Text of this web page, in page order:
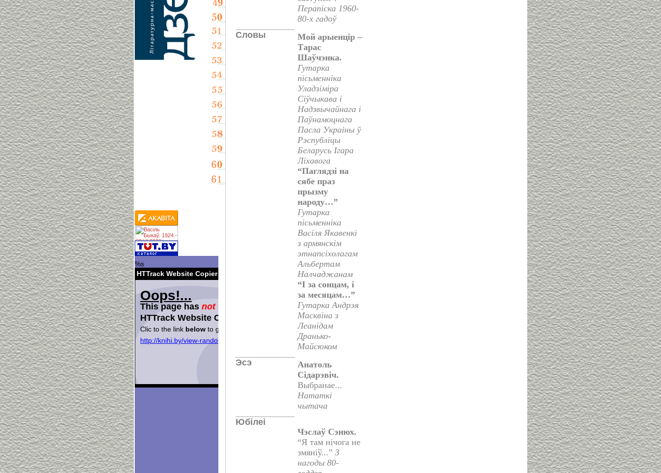
Перапіска 1960-
80-х гадоў
Словы
Мой арыенцір –
Тарас
Шаўчэнка.
Гутарка
пісьменніка
Уладзіміра
Сіўчыкава і
Надзвычайнага і
Паўнамоцнага
Пасла Украіны ў
Рэспубліцы
Беларусь Ігара
Ліхавога
“Паглядзі на
сябе праз
прызму
народу…”
Гутарка
пісьменніка
Васіля Якавенкі
з армянскім
этнапсіхолагам
Альбертам
Налчаджанам
“І за сонцам, і
за месяцам…”
Гутарка Андрэя
Масквіна з
Леанідам
Дранько-
Майсюком
Эсэ
Анатоль
Сідарэвіч.
Выбранае...
Нататкі
чытача
Юбілеі
Чэслаў Сэнюх.
“Я там нічога не
змяніў...” З
нагоды 80-